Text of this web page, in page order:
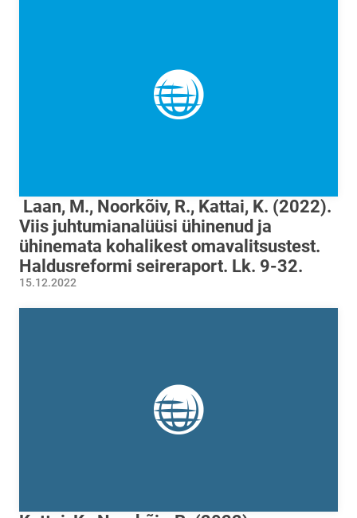
Laan, M., Noorkõiv, R., Kattai, K. (2022).
Viis juhtumianalüüsi ühinenud ja
ühinemata kohalikest omavalitsustest.
Haldusreformi seireraport. Lk. 9-32.
15.12.2022